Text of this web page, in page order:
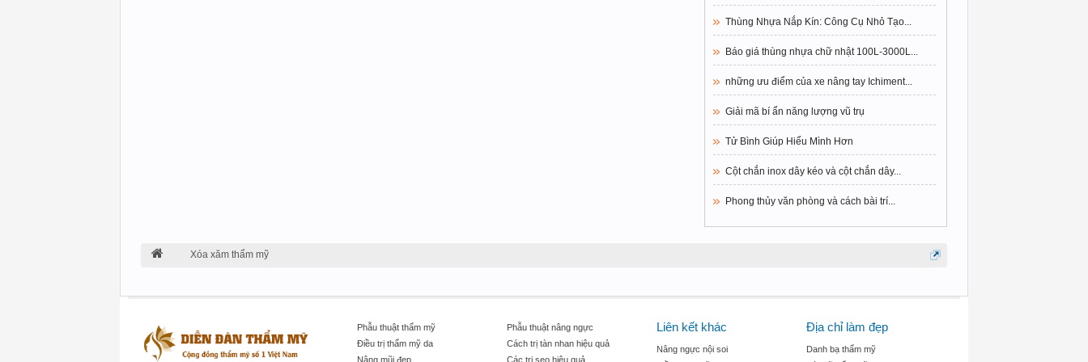
Thùng Nhựa Nắp Kín: Công Cụ Nhỏ Tạo...
Báo giá thùng nhựa chữ nhật 100L-3000L...
những ưu điểm của xe nâng tay Ichiment...
Giải mã bí ẩn năng lượng vũ trụ
Tử Bình Giúp Hiểu Mình Hơn
Cột chắn inox dây kéo và cột chắn dây...
Phong thủy văn phòng và cách bài trí...
Xóa xăm thẩm mỹ
Phẫu thuật thẩm mỹ
Điều trị thẩm mỹ da
Nâng mũi đẹp
Phẫu thuật nâng ngực
Cách trị tàn nhan hiệu quả
Các trị sẹo hiệu quả
Liên kết khác
Nâng ngực nội soi
Địa chỉ làm đẹp
Danh bạ thẩm mỹ